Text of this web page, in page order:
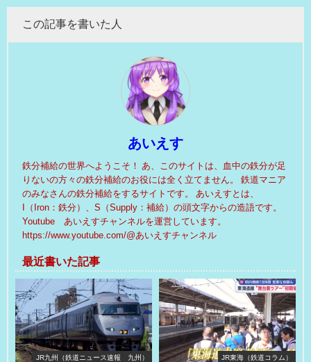
この記事を書いた人
あいえす
鉄分補給の世界へようこそ！ あ、このサイトは、血中の鉄分が足
りないの方々の鉄分補給のお役には全く立てません。 鉄道マニア
のみなさんの鉄分補給をするサイトです。 あいえすとは、
I（Iron：鉄分）、S（Supply：補給）の頭文字からの造語です。
Youtube あいえすチャンネルを運営しています。
https://www.youtube.com/@あいえすチャンネル
最近書いた記事
JR九州（鉄道ニュース速報 九州） JR東海（鉄道コラム）